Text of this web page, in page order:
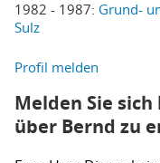
1982 - 1987: Grund-
Sulz
Profil melden
Melden Sie
über Bernd zu